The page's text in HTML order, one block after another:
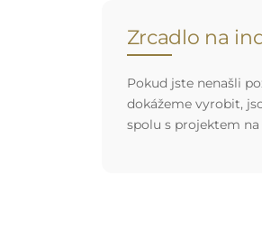
Zrcadlo na
Pokud jste nenašli
dokážeme vyrobit,
spolu s projektem